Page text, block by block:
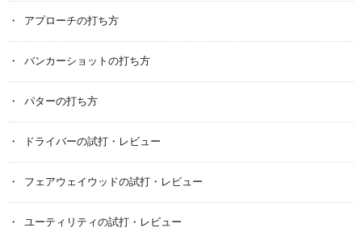
アプローチの打ち方
バンカーショットの打ち方
パターの打ち方
ドライバーの試打・レビュー
フェアウェイウッドの試打・レビュー
ユーティリティの試打・レビュー